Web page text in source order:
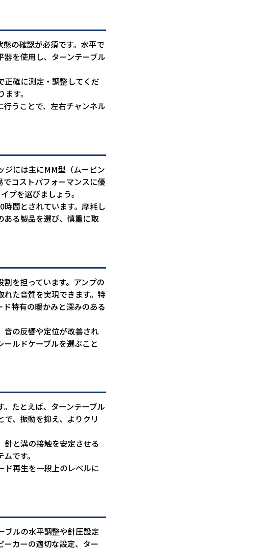
の確認が必須です。水平で
を使用し、ターンテーブル
正確に測定・調整してくだ
す。
うことで、左右チャンネル
ジには主にMM型（ムービン
コストパフォーマンスに優
プを選びましょう。
間とされています。摩耗し
ある製品を選び、慎重に取
を担っています。アンプの
た音質を実現できます。特
特有の暖かみと深みのある
音の反響や定位が改善され
ルドケーブルを選ぶこと
たとえば、ターンテーブル
、振動を抑え、よりクリ
針と溝の接触を安定させる
です。
ド再生を一段上のレベルに
ブルの水平調整や針圧設定
カーの適切な設定、ター